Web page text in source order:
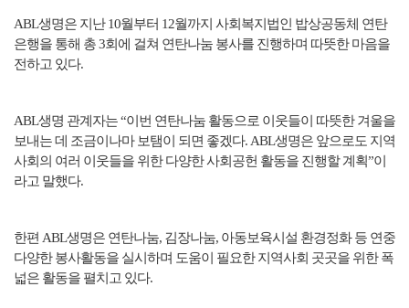
ABL생명은 지난 10월부터 12월까지 사회복지법인 밥상공동체 연탄
은행을 통해 총 3회에 걸쳐 연탄나눔 봉사를 진행하며 따뜻한 마음을
전하고 있다.
ABL생명 관계자는 “이번 연탄나눔 활동으로 이웃들이 따뜻한 겨울을
보내는 데 조금이나마 보탬이 되면 좋겠다. ABL생명은 앞으로도 지역
사회의 여러 이웃들을 위한 다양한 사회공헌 활동을 진행할 계획”이
라고 말했다.
한편 ABL생명은 연탄나눔, 김장나눔, 아동보육시설 환경정화 등 연중
다양한 봉사활동을 실시하며 도움이 필요한 지역사회 곳곳을 위한 폭
넓은 활동을 펼치고 있다.